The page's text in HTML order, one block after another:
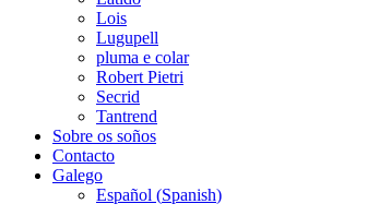
Lois
Lugupell
pluma e colar
Robert Pietri
Secrid
Tantrend
Sobre os soños
Contacto
Galego
Español (Spanish)